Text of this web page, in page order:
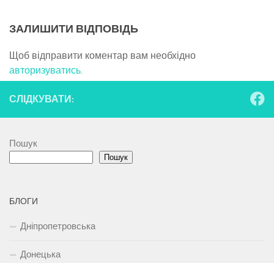
ЗАЛИШИТИ ВІДПОВІДЬ
Щоб відправити коментар вам необхідно
авторизуватись.
СЛІДКУВАТИ:
Пошук
Пошук
БЛОГИ
Дніпропетровська
Донецька